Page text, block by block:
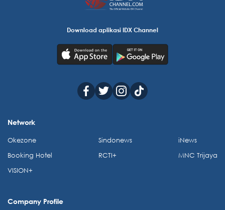
Download aplikasi IDX Channel
Network
Okezone
Booking Hotel
VISION+
Sindonews
RCTI+
iNews
MNC Trijaya
Company Profile